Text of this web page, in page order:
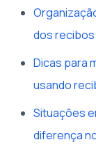
dos
Dicas para
usando
Situações
diferença